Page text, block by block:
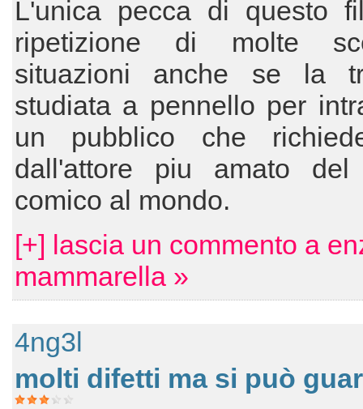
L'unica pecca di questo
ripetizione di molte
situazioni anche se la
studiata a pennello per
un pubblico che
dall'attore piu amato del
comico al mondo.
[+] lascia un commento a
mammarella »
4ng3l
molti difetti ma si può